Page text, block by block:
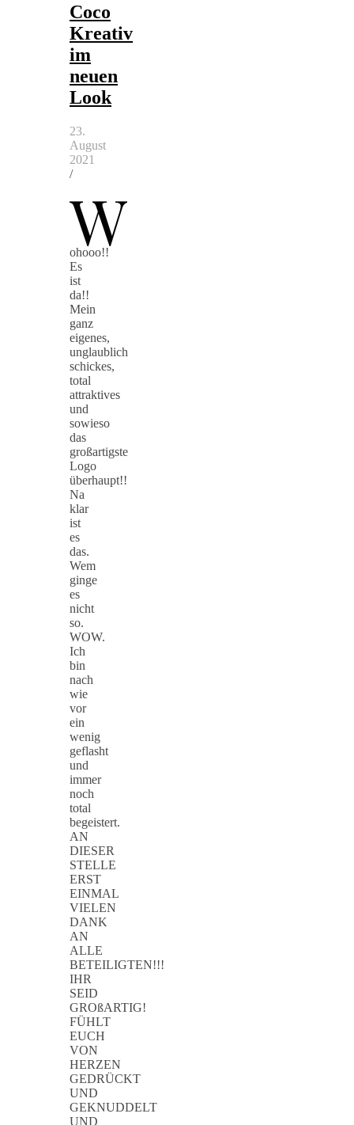
Coco
Kreativ
im
neuen
Look
23.
August
2021
/
W
ohooo!!
Es
ist
da!!
Mein
ganz
eigenes,
unglaublich
schickes,
total
attraktives
und
sowieso
das
großartigste
Logo
überhaupt!!
Na
klar
ist
es
das.
Wem
ginge
es
nicht
so.
WOW.
Ich
bin
nach
wie
vor
ein
wenig
geflasht
und
immer
noch
total
begeistert.
AN
DIESER
STELLE
ERST
EINMAL
VIELEN
DANK
AN
ALLE
BETEILIGTEN!!!
IHR
SEID
GROßARTIG!
FÜHLT
EUCH
VON
HERZEN
GEDRÜCKT
UND
GEKNUDDELT
UND